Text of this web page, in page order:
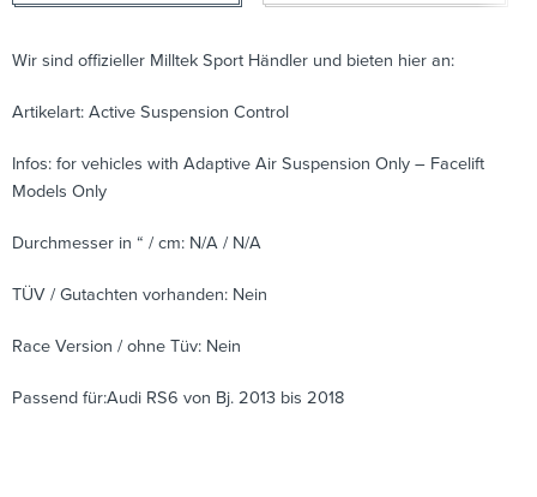
Wir sind offizieller Milltek Sport Händler und bieten hier an:
Artikelart: Active Suspension Control
Infos: for vehicles with Adaptive Air Suspension Only – Facelift
Models Only
Durchmesser in “ / cm: N/A / N/A
TÜV / Gutachten vorhanden: Nein
Race Version / ohne Tüv: Nein
Passend für:Audi RS6 von Bj. 2013 bis 2018